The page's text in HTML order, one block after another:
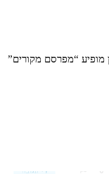
מופיע “מפרסם מקורים”